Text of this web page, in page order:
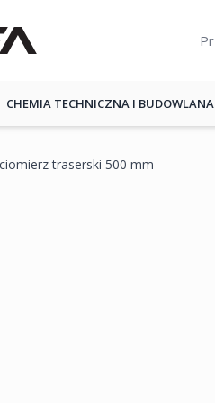
CHEMIA TECHNICZNA I BUDOWLANA
traserski 500 mm